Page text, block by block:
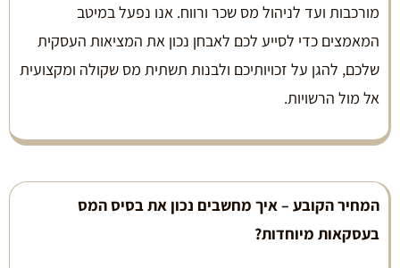
מורכבות ועד לניהול מס שכר ורווח. אנו נפעל במיטב
המאמצים כדי לסייע לכם לאבחן נכון את המציאות העסקית
שלכם, להגן על זכויותיכם ולבנות תשתית מס שקולה ומקצועית
אל מול הרשויות.
המחיר הקובע – איך מחשבים נכון את בסיס המס
בעסקאות מיוחדות?